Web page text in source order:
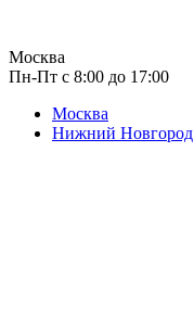
Москва
Пн-Пт с 8:00 до 17:00
Москва
Нижний Новгород